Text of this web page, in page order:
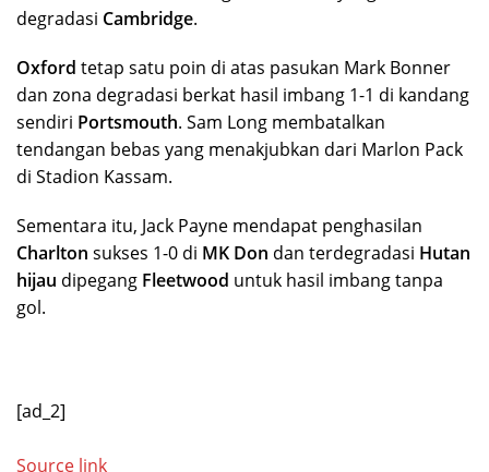
degradasi Cambridge.
Oxford tetap satu poin di atas pasukan Mark Bonner
dan zona degradasi berkat hasil imbang 1-1 di kandang
sendiri Portsmouth. Sam Long membatalkan
tendangan bebas yang menakjubkan dari Marlon Pack
di Stadion Kassam.
Sementara itu, Jack Payne mendapat penghasilan
Charlton sukses 1-0 di MK Don dan terdegradasi Hutan
hijau dipegang Fleetwood untuk hasil imbang tanpa
gol.
[ad_2]
Source link